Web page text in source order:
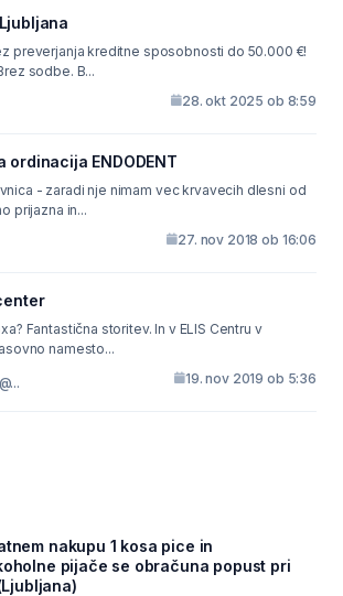
preverjanja kreditne sposobnosti do 50.000 €!
sodbe. B...
28. okt 2025 ob 8:59
ENDODENT
- zaradi nje nimam vec krvavecih dlesni od
prijazna in...
27. nov 2018 ob 16:06
Fantastična storitev. In v ELIS Centru v
namesto...
19. nov 2019 ob 5:36
nakupu 1 kosa pice in
pijače se obračuna popust pri